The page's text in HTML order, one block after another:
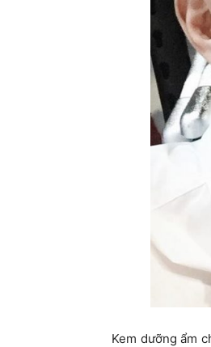
Kem dưỡng ẩm